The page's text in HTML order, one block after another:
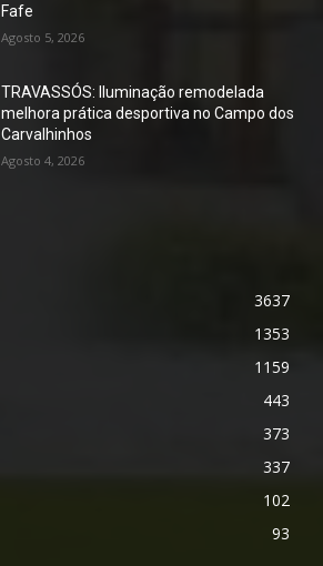
Fafe
Agosto 5, 2026
TRAVASSÓS: Iluminação remodelada
melhora prática desportiva no Campo dos
Carvalhinhos
Agosto 4, 2026
3637
1353
1159
443
373
337
102
93